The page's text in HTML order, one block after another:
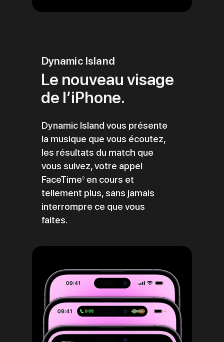
Dynamic Island
Le nouveau visage
de l’iPhone.
Dynamic Island vous présente
la musique que vous écoutez,
les résultats du match que
vous suivez, votre appel
FaceTime◊ Renvoi
aux
mentions
en cours et
tellement plus, sans jamais
interrompre ce que vous
faites.